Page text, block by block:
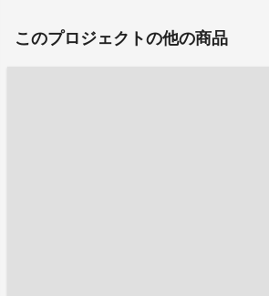
このプロジェクトの他の商品